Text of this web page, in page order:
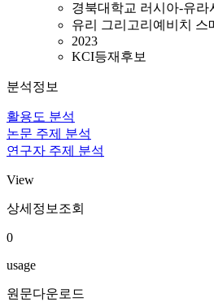
경북대학교 러시아-유라
유리 그리고리예비치 스
2023
KCI등재후보
분석정보
활용도 분석
논문 주제 분석
연구자 주제 분석
View
상세정보조회
0
usage
원문다운로드